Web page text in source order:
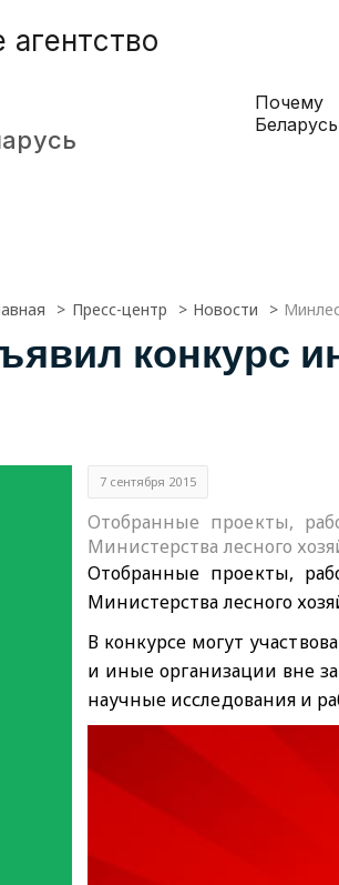
агентство
Почему
Пресс-центр Новости
конкурс
7 сентября 2015
Отобранные проекты,
Министерства лесного
Отобранные проекты,
Министерства лесного
В конкурсе могут
и иные организации вне
научные исследования и